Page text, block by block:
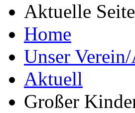
Aktuelle
Home
Unser
Aktuell
Großer